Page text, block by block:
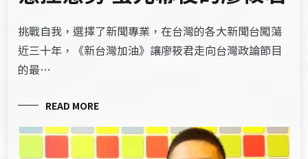
挑戰自我，選擇了新聞專業，在台灣的各大新聞台闖蕩
近三十年，《新台灣加油》讓廖筱君走向台灣政論節目
的最…
READ MORE